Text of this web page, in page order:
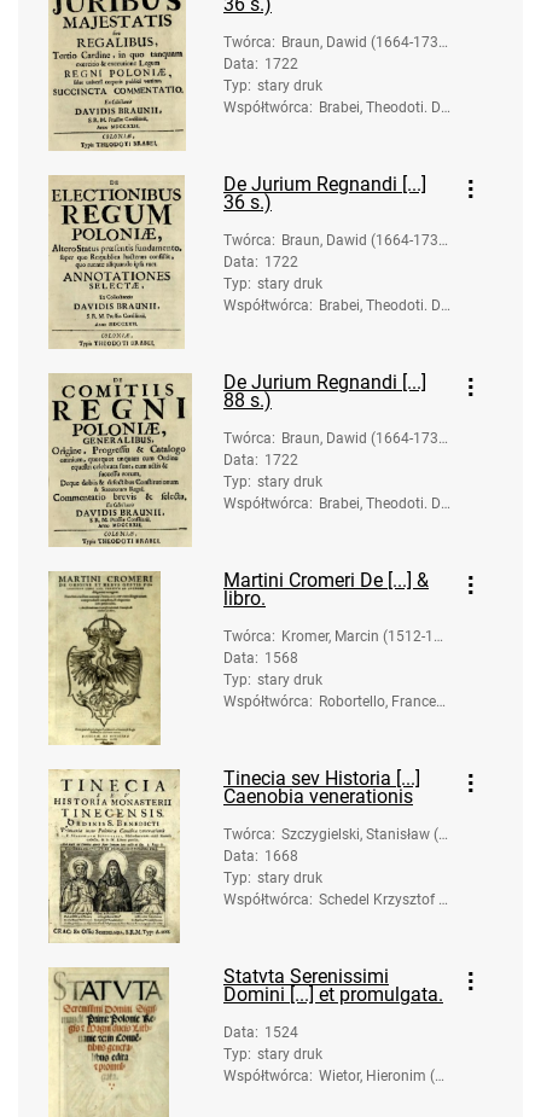
Twórca: Braun, Dawid (1664-173
7).
Data: 1722
Typ: stary druk
Współtwórca: Brabei, Theodoti. Dr
De Jurium Regnandi [...]
36 s.)
Twórca: Braun, Dawid (1664-173
7).
Data: 1722
Typ: stary druk
Współtwórca: Brabei, Theodoti. Dr
De Jurium Regnandi [...]
88 s.)
Twórca: Braun, Dawid (1664-173
7).
Data: 1722
Typ: stary druk
Współtwórca: Brabei, Theodoti. Dr
Martini Cromeri De [...] &
libro.
Twórca: Kromer, Marcin (1512-158
9)
Data: 1568
Typ: stary druk
Współtwórca: Robortello, Francesc
nn (1507-1568). Dru
k.
Tinecia sev Historia [...]
Caenobia venerationis
Twórca: Szczygielski, Stanisław (1
616-1687)
Data: 1668
Typ: stary druk
Współtwórca: Schedel Krzysztof -
er (ca 1618-post 16
94). Ilustrator
Statvta Serenissimi
Domini [...] et promulgata.
Data: 1524
Typ: stary druk
Współtwórca: Wietor, Hieronim (p